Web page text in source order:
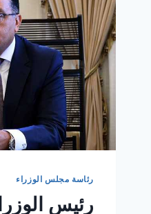
وزير
التموين؟
رئاسة مجلس الوزراء
رئيس